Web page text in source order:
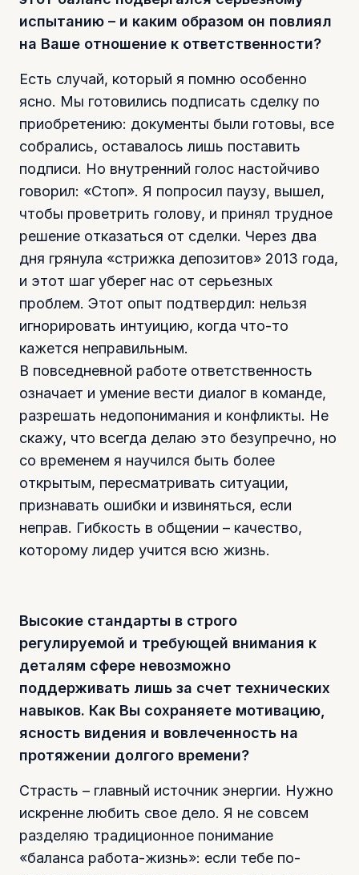
испытанию – и каким образом он повлиял
на Ваше отношение к ответственности?
Есть случай, который я помню особенно
ясно. Мы готовились подписать сделку по
приобретению: документы были готовы, все
собрались, оставалось лишь поставить
подписи. Но внутренний голос настойчиво
говорил: «Стоп». Я попросил паузу, вышел,
чтобы проветрить голову, и принял трудное
решение отказаться от сделки. Через два
дня грянула «стрижка депозитов» 2013 года,
и этот шаг уберег нас от серьезных
проблем. Этот опыт подтвердил: нельзя
игнорировать интуицию, когда что-то
кажется неправильным.
В повседневной работе ответственность
означает и умение вести диалог в команде,
разрешать недопонимания и конфликты. Не
скажу, что всегда делаю это безупречно, но
со временем я научился быть более
открытым, пересматривать ситуации,
признавать ошибки и извиняться, если
неправ. Гибкость в общении – качество,
которому лидер учится всю жизнь.
Высокие стандарты в строго
регулируемой и требующей внимания к
деталям сфере невозможно
поддерживать лишь за счет технических
навыков. Как Вы сохраняете мотивацию,
ясность видения и вовлеченность на
протяжении долгого времени?
Страсть – главный источник энергии. Нужно
искренне любить свое дело. Я не совсем
разделяю традиционное понимание
«баланса работа-жизнь»: если тебе по-